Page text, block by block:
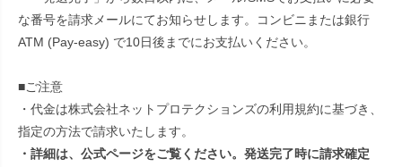
な番号を請求メールにてお知らせします。コンビニまたは銀行
ATM (Pay-easy) で10日後までにお支払いください。
■ご注意
・代金は株式会社ネットプロテクションズの利用規約に基づき、
指定の方法で請求いたします。
・詳細は、 公式ページをご覧ください。発送完了時に請求確定